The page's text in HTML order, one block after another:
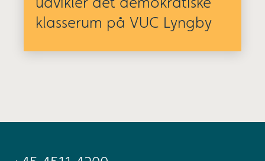
udvikler det demokratiske
klasserum på VUC Lyngby